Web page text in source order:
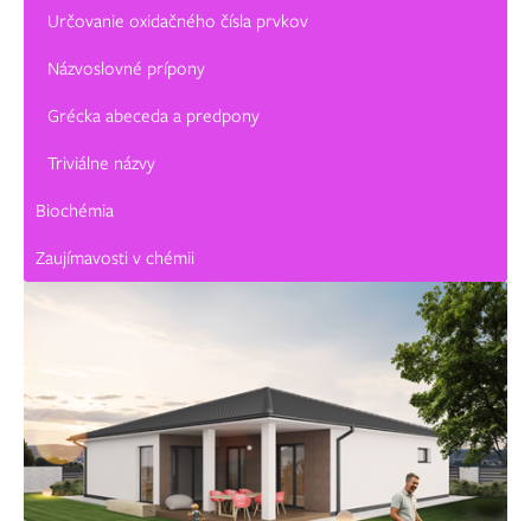
Určovanie oxidačného čísla prvkov
Názvoslovné prípony
Grécka abeceda a predpony
Triviálne názvy
Biochémia
Zaujímavosti v chémii